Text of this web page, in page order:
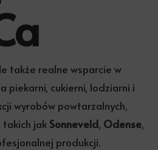
także realne wsparcie w
piekarni, cukierni, lodziarni i
wyrobów powtarzalnych,
takich jak Sonneveld, Odense,
produkcji.